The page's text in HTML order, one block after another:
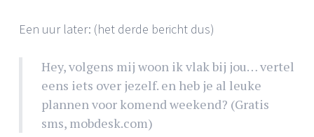
Een uur later: (het derde bericht dus)
Hey, volgens mij woon ik vlak bij jou… vertel
eens iets over jezelf. en heb je al leuke
plannen voor komend weekend? (Gratis
sms, mobdesk.com)